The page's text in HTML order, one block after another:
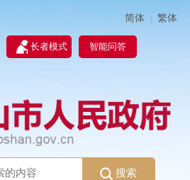
简体 | 繁体
长者模式 智能问答
搜索